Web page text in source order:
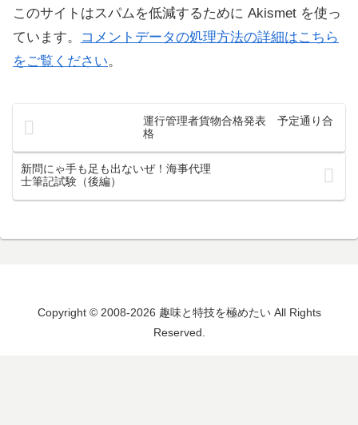
このサイトはスパムを低減するために Akismet を使っ
ています。
コメントデータの処理方法の詳細はこちら
をご覧ください。
運行管理者貨物合格発表 予定通り合
格
新問にゃ手も足も出ないぜ！海事代理
士筆記試験（後編）
Copyright © 2008-2026 趣味と特技を極めたい All Rights
Reserved.